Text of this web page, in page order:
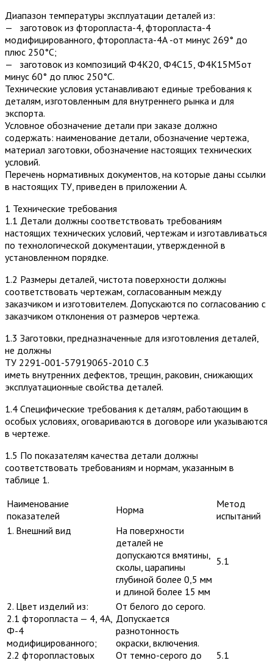
Диапазон температуры эксплуатации деталей из:
— заготовок из фторопласта-4, фторопласта-4
модифицированного, фторопласта-4А -от минус 269° до
плюс 250°С;
— заготовок из композиций Ф4К20, Ф4С15, Ф4К15М5от
минус 60° до плюс 250°С.
Технические условия устанавливают единые требования к
деталям, изготовленным для внутреннего рынка и для
экспорта.
Условное обозначение детали при заказе должно
содержать: наименование детали, обозначение чертежа,
материал заготовки, обозначение настоящих технических
условий.
Перечень нормативных документов, на которые даны ссылки
в настоящих ТУ, приведен в приложении А.
1 Технические требования
1.1 Детали должны соответствовать требованиям
настоящих технических условий, чертежам и изготавливаться
по технологической документации, утвержденной в
установленном порядке.
1.2 Размеры деталей, чистота поверхности должны
соответствовать чертежам, согласованным между
заказчиком и изготовителем. Допускаются по согласованию с
заказчиком отклонения от размеров чертежа.
1.3 Заготовки, предназначенные для изготовления деталей,
не должны
ТУ 2291-001-57919065-2010 С.3
иметь внутренних дефектов, трещин, раковин, снижающих
эксплуатационные свойства деталей.
1.4 Специфические требования к деталям, работающим в
особых условиях, оговариваются в договоре или указываются
в чертеже.
1.5 По показателям качества детали должны
соответствовать требованиям и нормам, указанным в
таблице 1.
Наименование
показателей
Норма
Метод
испытаний
1. Внешний вид
На поверхности
деталей не
допускаются вмятины,
сколы, царапины
глубиной более 0,5 мм
и длиной более 15 мм
5.1
2. Цвет изделий из:
2.1 фторопласта — 4, 4А,
Ф-4
модифицированного;
2.2 фторопластовых
От белого до серого.
Допускается
разнотонность
окраски, включения.
От темно-серого до
5.1